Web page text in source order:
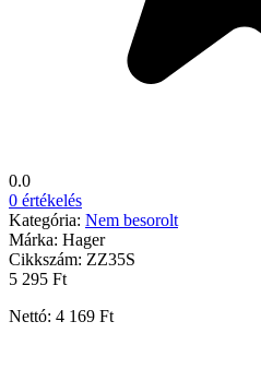
0.0
0 értékelés
Kategória: Nem besorolt
Márka: Hager
Cikkszám: ZZ35S
5 295 Ft
Nettó: 4 169 Ft